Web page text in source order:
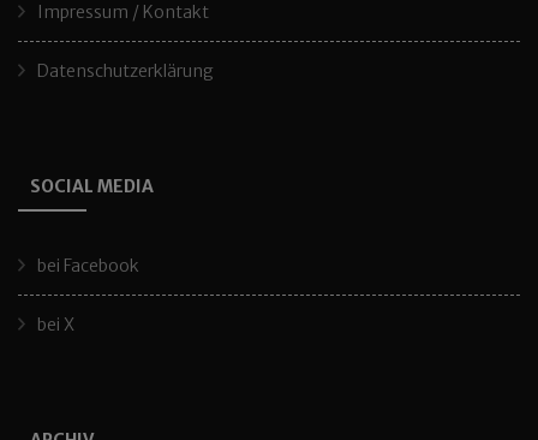
Impressum / Kontakt
Datenschutzerklärung
SOCIAL MEDIA
bei Facebook
bei X